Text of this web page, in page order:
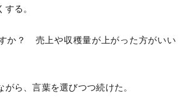
する。
か？ 売上や収穫量が上がった方がいい
ら、言葉を選びつつ続けた。